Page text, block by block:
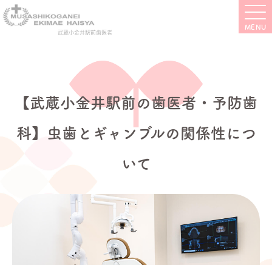
武蔵小金井駅前歯医者
【武蔵小金井駅前の歯医者・予防歯
科】虫歯とギャンブルの関係性につ
いて